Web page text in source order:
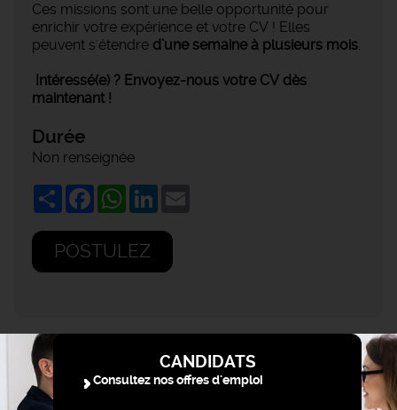
Ces missions sont une belle opportunité pour
enrichir votre expérience et votre CV ! Elles
peuvent s'étendre d’une semaine à plusieurs mois.
Intéressé(e) ? Envoyez-nous votre CV dès
maintenant !
Durée
Non renseignée
ShareFacebookWhatsApp
LinkedIn
POSTULEZ
CANDIDATS
Consultez nos offres d'emploi